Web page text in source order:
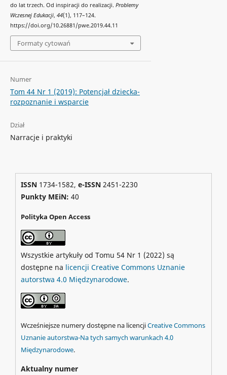
do lat trzech. Od inspiracji do realizacji. Problemy
Wczesnej Edukacji, 44(1), 117–124.
https://doi.org/10.26881/pwe.2019.44.11
Formaty cytowań
Numer
Tom 44 Nr 1 (2019): Potencjał dziecka-
rozpoznanie i wsparcie
Dział
Narracje i praktyki
ISSN1734-1582, e-ISSN2451-2230
Punkty MEiN: 40
Polityka Open Access
Wszystkie artykuły od Tomu 54 Nr 1 (2022) są
dostępne na licencji Creative Commons Uznanie
autorstwa 4.0 Międzynarodowe.
Wcześniejsze numery dostępne na licencjiCreative Commons
Uznanie autorstwa-Na tych samych warunkach 4.0
Międzynarodowe.
Aktualny numer